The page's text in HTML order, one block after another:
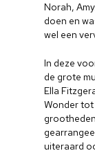
Norah,
doen en
wel een
In deze
de grote
Ella
Wonder tot
uiteraard